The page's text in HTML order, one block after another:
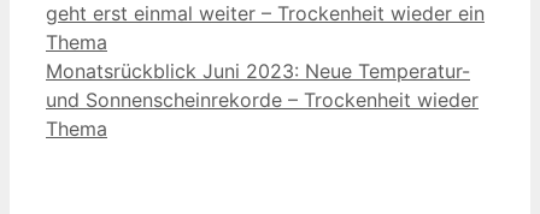
geht erst einmal weiter – Trockenheit wieder ein
Thema
Monatsrückblick Juni 2023: Neue Temperatur-
und Sonnenscheinrekorde – Trockenheit wieder
Thema